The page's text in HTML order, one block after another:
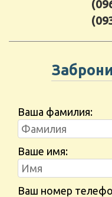
Ваша фамилия:
Ваше имя:
Ваш номер